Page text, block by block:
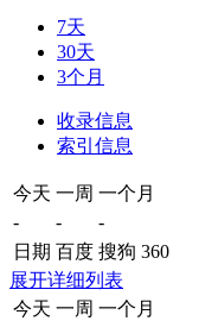
7天
30天
3个月
收录信息
索引信息
今天 一周 一个月
-
-
-
日期 百度 搜狗 360
展开详细列表
今天 一周 一个月